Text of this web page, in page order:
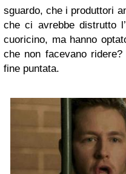
sguardo, che i produttori
che ci avrebbe distrutto
cuoricino, ma hanno
che non facevano
fine puntata.